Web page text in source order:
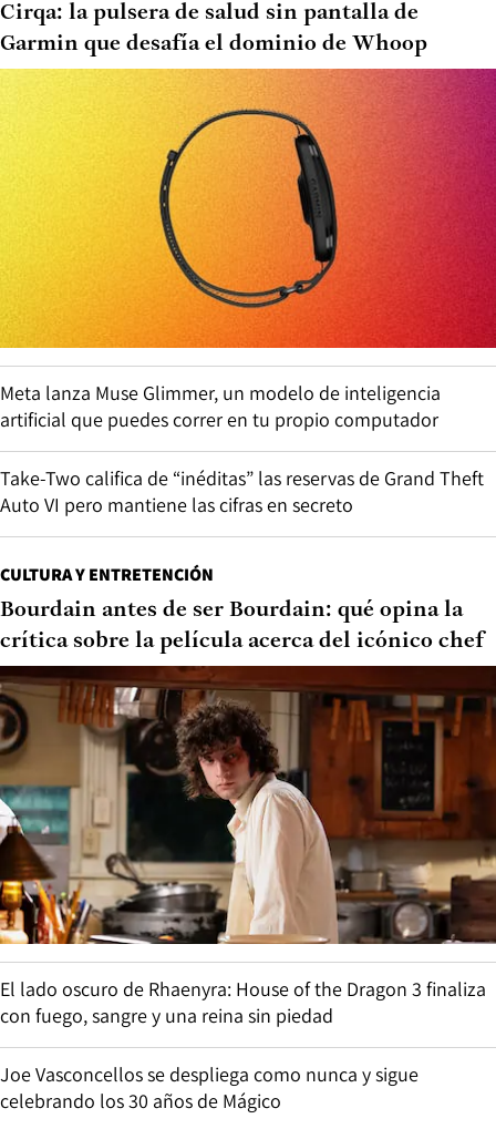
Cirqa: la pulsera de salud sin pantalla de
Garmin que desafía el dominio de Whoop
Meta lanza Muse Glimmer, un modelo de inteligencia
artificial que puedes correr en tu propio computador
Take-Two califica de “inéditas” las reservas de Grand Theft
Auto VI pero mantiene las cifras en secreto
CULTURA Y ENTRETENCIÓN
Bourdain antes de ser Bourdain: qué opina la
crítica sobre la película acerca del icónico chef
El lado oscuro de Rhaenyra: House of the Dragon 3 finaliza
con fuego, sangre y una reina sin piedad
Joe Vasconcellos se despliega como nunca y sigue
celebrando los 30 años de Mágico